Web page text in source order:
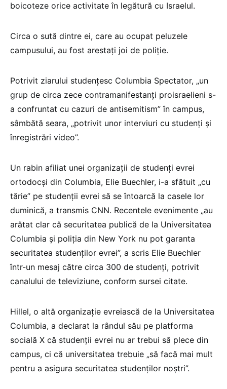
boicoteze orice activitate în legătură cu Israelul.
Circa o sută dintre ei, care au ocupat peluzele
campusului, au fost arestaţi joi de poliţie.
Potrivit ziarului studenţesc Columbia Spectator, „un
grup de circa zece contramanifestanţi proisraelieni s-
a confruntat cu cazuri de antisemitism” în campus,
sâmbătă seara, „potrivit unor interviuri cu studenţi şi
înregistrări video”.
Un rabin afiliat unei organizaţii de studenţi evrei
ortodocşi din Columbia, Elie Buechler, i-a sfătuit „cu
tărie” pe studenţii evrei să se întoarcă la casele lor
duminică, a transmis CNN. Recentele evenimente „au
arătat clar că securitatea publică de la Universitatea
Columbia şi poliţia din New York nu pot garanta
securitatea studenţilor evrei”, a scris Elie Buechler
într-un mesaj către circa 300 de studenţi, potrivit
canalului de televiziune, conform sursei citate.
Hillel, o altă organizaţie evreiască de la Universitatea
Columbia, a declarat la rândul său pe platforma
socială X că studenţii evrei nu ar trebui să plece din
campus, ci că universitatea trebuie „să facă mai mult
pentru a asigura securitatea studenţilor noştri”.